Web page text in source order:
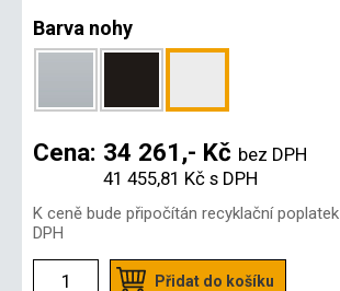
Barva nohy
Cena: 34 261,- Kč bez DPH
41 455,81 Kč s DPH
K ceně bude připočítán recyklační poplatek
DPH
Přidat do košíku